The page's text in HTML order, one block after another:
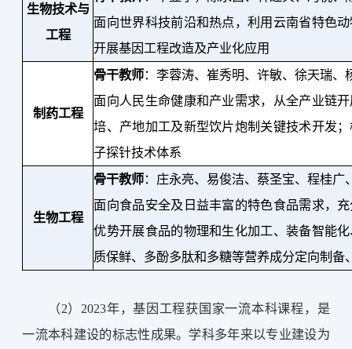
生物技术与
工程
面向世界科技前沿和热点，利用云南省特色
开展基因工程改造及产业化应用
制药工程
骨干教师：李蓉涛、崔秀明、许敏、徐天瑞、
面向人民生命健康和产业需求，从全产业链
培、产地加工及新型饮片炮制关键技术开发 ；
子探针技术体系
生物工程
骨干教师： 庄永亮、易俊洁、蔡圣宝、程桂广
面向食品安全及日益丰富的特色食品需求，
优势开展食品的物理和生化加工、装备智能
质保鲜、多酚多肽和多糖等营养成分定向制备
（2）2023年，基因工程获国家一流本科课程，是
一流本科建设的标志性成果。学科多年来以专业建设为